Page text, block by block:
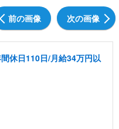
前の画像 次の画像
休日110日/月給34万円以